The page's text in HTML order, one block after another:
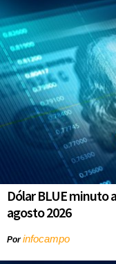
Dólar BLUE minuto
agosto 2026
Porinfocampo